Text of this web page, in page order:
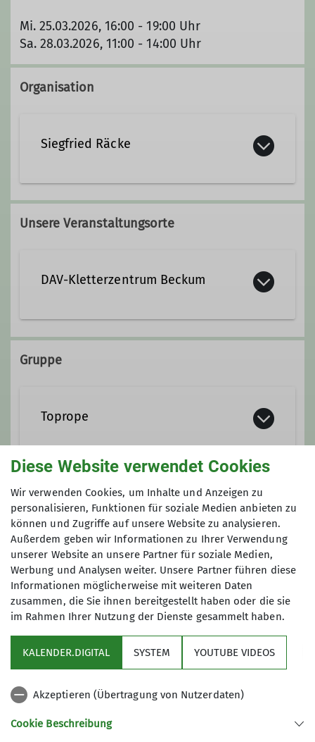
Mi. 25.03.2026, 16:00 - 19:00 Uhr
Sa. 28.03.2026, 11:00 - 14:00 Uhr
Organisation
Siegfried Räcke
0172 9354663
Siegfried.Raecke@alpenverein-
Trainer*in C Sportklettern Breitensport
Beauftragte*r für die Kletteranlage
Unsere Veranstaltungsorte
DAV-Kletterzentrum Beckum
Gruppe
Toprope
HIer erfährst Du mehr über unsere
Toprope-Kure. Wenn aktuell keine
Daten sichtbar sind, herrscht gerade
Pause.
Preis
20 € für 12 bis 17-Jährige
40 € für Erwachsene
inkl. Eintritt und Leihmaterial
Maximale Teilnehmeranzahl
Diese Website verwendet Cookies
Wir verwenden Cookies, um Inhalte und Anzeigen zu
personalisieren, Funktionen für soziale Medien anbieten zu
können und Zugriffe auf unsere Website zu analysieren.
Außerdem geben wir Informationen zu Ihrer Verwendung
unserer Website an unsere Partner für soziale Medien,
Werbung und Analysen weiter. Unsere Partner führen diese
Informationen möglicherweise mit weiteren Daten
zusammen, die Sie ihnen bereitgestellt haben oder die sie
im Rahmen Ihrer Nutzung der Dienste gesammelt haben.
KALENDER.DIGITAL SYSTEM YOUTUBE VIDEOS
Akzeptieren (Übertragung von Nutzerdaten)
Cookie Beschreibung